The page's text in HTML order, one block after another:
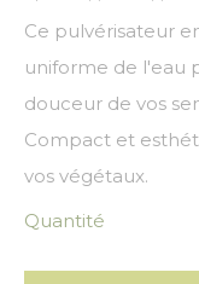
Ce pulvérisateur
uniforme de l'eau
douceur de vos
Compact et
vos végétaux.
Quantité